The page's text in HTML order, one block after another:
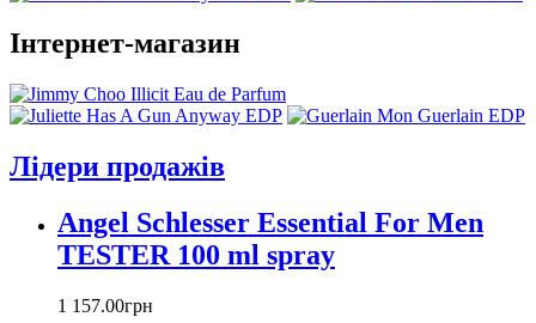
Annayake
Annick Goutal
Antonio Banderas
Aramis
Atelier Cologne
Badgley Mischka
Baldinini
Banana Republic
Barex
Інтернет-магазин
Лідери продажів
Angel Schlesser Essential For Men
TESTER 100 ml spray
1 157.00грн